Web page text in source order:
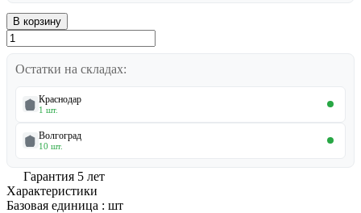
В корзину
Остатки на складах:
Краснодар
1 шт.
Волгоград
10 шт.
Гарантия 5 лет
Характеристики
Базовая единица : шт